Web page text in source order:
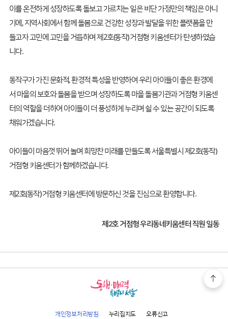
이를 온전하게 성장하도록 돌보고 가르치는 일은 비단 가정만의 책임은 아니
기에, 지역사회에서 함께 돌봄으로 건강한 성장과 발달을 위한 플랫폼을 만
들고자 고민에 고민을 거듭하며 제2호(동작) 거점형 키움센터가 탄생하였습
니다.
동작구가 가진 문화적, 환경적 특성을 반영하여 우리 아이들이 좋은 환경에
서 마을의 보호와 돌봄을 받으며 성장하도록 마을 돌봄기관과 거점형 키움센
터의 역할을 더하여 아이들이 더 풍성하게 누리며 쉴 수 있는 공간이 되도록
채워가겠습니다.
아이들이 마음껏 뛰어 놀며 희망찬 미래를 만들도록 서울특별시 제2호(동작)
거점형 키움센터가 함께하겠습니다.
제2호(동작) 거점형 키움센터에 방문하신 것을 진심으로 환영합니다.
제2호 거점형 우리동네키움센터 직원 일동
개인정보처리방침 누리집지도 오류신고